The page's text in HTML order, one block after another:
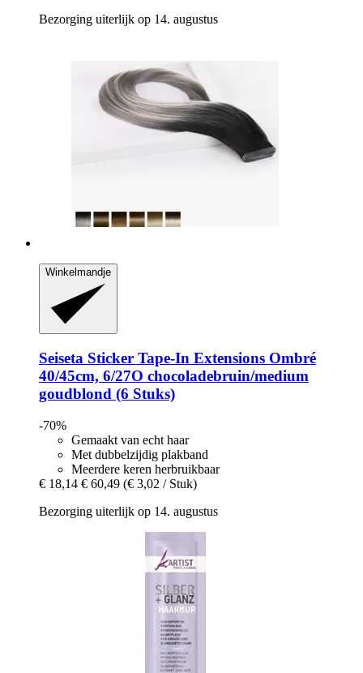
Bezorging uiterlijk op 14. augustus
Winkelmandje
Seiseta Sticker Tape-​In Extensions Ombré
40/45cm, 6/27O chocoladebruin/medium
goudblond (6 Stuks)
-70%
Gemaakt van echt haar
Met dubbelzijdig plakband
Meerdere keren herbruikbaar
€ 18,14 € 60,49 (€ 3,02 / Stuk)
Bezorging uiterlijk op 14. augustus